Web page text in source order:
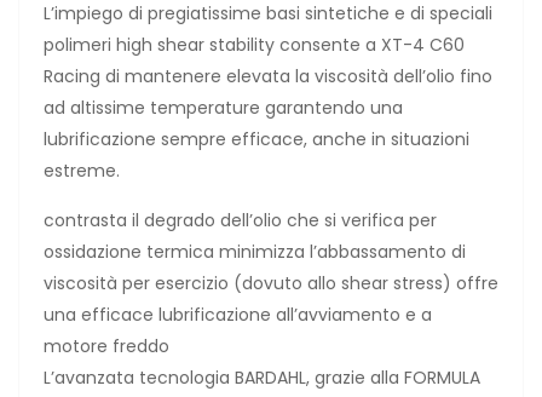
L’impiego di pregiatissime basi sintetiche e di speciali
polimeri high shear stability consente a XT-4 C60
Racing di mantenere elevata la viscosità dell’olio fino
ad altissime temperature garantendo una
lubrificazione sempre efficace, anche in situazioni
estreme.
contrasta il degrado dell’olio che si verifica per
ossidazione termica minimizza l’abbassamento di
viscosità per esercizio (dovuto allo shear stress) offre
una efficace lubrificazione all’avviamento e a
motore freddo
L’avanzata tecnologia BARDAHL, grazie alla FORMULA